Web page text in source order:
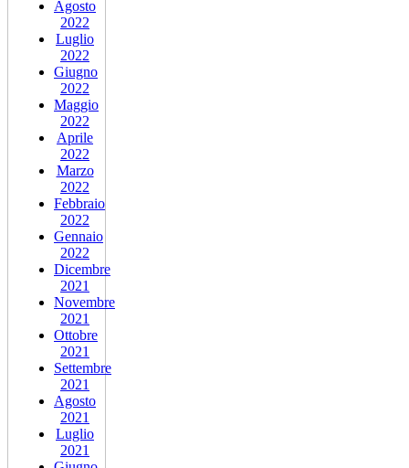
Agosto
2022
Luglio
2022
Giugno
2022
Maggio
2022
Aprile
2022
Marzo
2022
Febbraio
2022
Gennaio
2022
Dicembre
2021
Novembre
2021
Ottobre
2021
Settembre
2021
Agosto
2021
Luglio
2021